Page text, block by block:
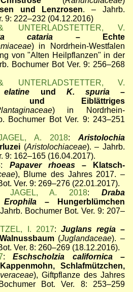
und Lenzrosen. – Jahrb.
9: 222–232 (04.12.2016)
V.
cataria – Echte
) in Nordrhein-Westfalen
von "Alten Heilpflanzen" in der
Bochumer Bot Ver. 9: 256–268
V.
elatine und K. spuria–
und Eiblättriges
) in Nordrhein-
Bochumer Bot Ver. 9: 243–251
A. 2018:Aristolochia
(Aristolochiaceae). – Jahrb.
9: 162–165 (16.04.2017).
: Papaver rhoeas– Klatsch-
), Blume des Jahres 2017. –
Ver. 9: 269–276 (22.01.2017).
A. 2018:Draba
Erophila– Hungerblümchen
Bochumer Bot. Ver. 9: 207–
I. 2017: Juglans regia–
(Juglandaceae). –
Ver. 8: 260–269 (18.12.2016).
:Eschscholzia californica–
Schlafmützchen,
), Giftpflanze des Jahres
Bot. Ver. 8: 253–259